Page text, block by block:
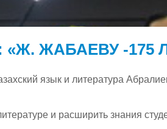
ЖАБАЕВУ -175
язык и литература
и расширить знания